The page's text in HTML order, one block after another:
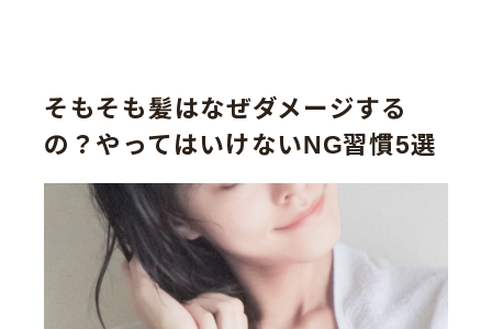
そもそも髪はなぜダメージする
の？やってはいけないNG習慣5選